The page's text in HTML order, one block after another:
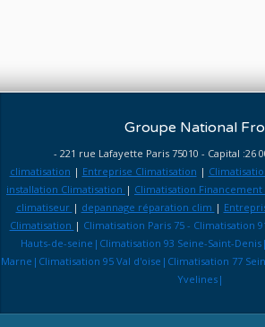
Groupe National
- 221 rue Lafayette Paris 75010 - Capital :26
climatisation | Entreprise Climatisation |
installation Climatisation | Climatisation
climatiseur | depannage réparation clim |
Climatisation | Climatisation Paris 75 - Climatisation
Hauts-de-seine|Climatisation 93 Seine-Saint-
Marne|Climatisation 95 Val d'oise|Climatisation 77
Yvelines|